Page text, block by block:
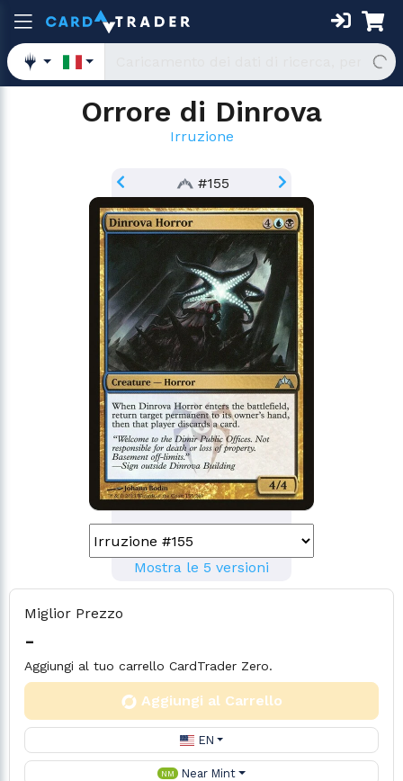
Orrore di Dinrova
Irruzione
#155
Mostra le 5 versioni
Miglior Prezzo
-
Aggiungi al tuo carrello CardTrader Zero.
Aggiungi al Carrello
EN
NM Near Mint